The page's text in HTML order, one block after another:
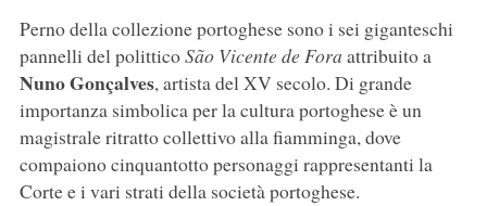
Perno della collezione portoghese sono i sei giganteschi
pannelli del politticoSão Vicente de Fora attribuito a
Nuno Gonçalves, artista del XV secolo. Di grande
importanza simbolica per la cultura portoghese è un
magistrale ritratto collettivo alla fiamminga, dove
compaiono cinquantotto personaggi rappresentanti la
Corte e i vari strati della società portoghese.